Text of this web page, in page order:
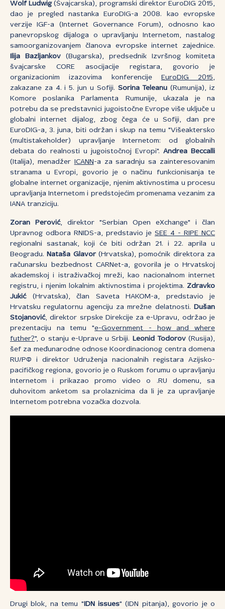
Wolf Ludwig(Švajcarska), programski direktor EuroDIG 2015,
dao je pregled nastanka EuroDIG-a 2008. kao evropske
verzije IGF-a (Internet Governance Forum), odnosno kao
panevropskog dijaloga o upravljanju Internetom, nastalog
samoorganizovanjem članova evropske internet zajednice.
Ilija Bazljankov (Bugarska), predsednik Izvršnog komiteta
švajcarske CORE asocijacije registara, govorio je
organizacionim izazovima konferencije
EuroDIG 2015,
zakazane za 4. i 5. jun u Sofiji. Sorina Teleanu (Rumunija), iz
Komore poslanika Parlamenta Rumunije, ukazala je na
potrebu da se predstavnici jugoistočne Evrope više uključe u
globalni internet dijalog, zbog čega će u Sofiji, dan pre
EuroDIG-a, 3. juna, biti održan i skup na temu "Višeaktersko
(multistakeholder) upravljanje Internetom: od globalnih
debata do realnosti u jugoistočnoj Evropi". Andrea Beccalli
(Italija), menadžer
ICANN -a za saradnju sa zainteresovanim
stranama u Evropi, govorio je o načinu funkcionisanja te
globalne internet organizacije, njenim aktivnostima u procesu
upravljanja Internetom i predstojećim promenama vezanim za
IANA tranziciju.
Zoran Perović, direktor "Serbian Open eXchange" i član
Upravnog odbora RNIDS-a, predstavio je SEE 4 - RIPE NCC
regionalni sastanak, koji će biti održan 21. i 22. aprila u
Beogradu.
Nataša Glavor(Hrvatska), pomoćnik direktora za
računarsku bezbednost CARNet-a, govorila je o Hrvatskoj
akademskoj i istraživačkoj mreži, kao nacionalnom internet
registru, i njenim lokalnim aktivnostima i projektima. Zdravko
Jukić(Hrvatska), član Saveta HAKOM-a, predstavio je
Hrvatsku regulatornu agenciju za mrežne delatnosti.
Dušan
Stojanović, direktor srpske Direkcije za e-Upravu, održao je
prezentaciju na temu "e-Government - how and where
futher?", o stanju e-Uprave u Srbiji. Leonid Todorov (Rusija),
šef za međunarodne odnose Koordinacionog centra domena
RU/РФ i direktor Udruženja nacionalnih registara Azijsko-
pacifičkog regiona, govorio je o Ruskom forumu o upravljanju
Internetom i prikazao promo video o .RU domenu, sa
duhovitom anketom sa prolaznicima da li je za upravljanje
Internetom potrebna vozačka dozvola.
Drugi blok, na temu " IDN issues" (IDN pitanja), govorio je o